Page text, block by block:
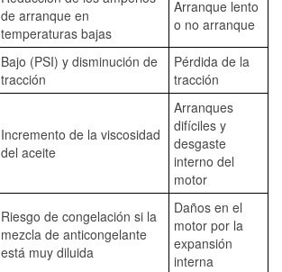
de arranque en
temperaturas bajas
Arranque lento
o no arranque
Bajo (PSI) y disminución de
tracción
Pérdida de la
tracción
Incremento de la viscosidad
del aceite
Arranques
difíciles y
desgaste
interno del
motor
Riesgo de congelación si la
mezcla de anticongelante
está muy diluida
Daños en el
motor por la
expansión
interna